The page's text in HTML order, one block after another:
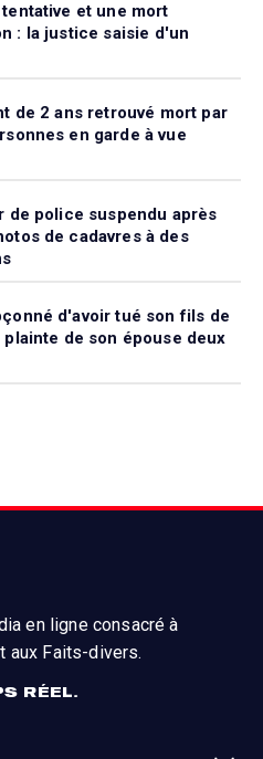
et une mort
: la justice saisie d'un
de 2 ans retrouvé mort par
en garde à vue
de police suspendu après
de cadavres à des
d'avoir tué son fils de
plainte de son épouse deux
en ligne consacré à
aux Faits-divers.
RÉEL.